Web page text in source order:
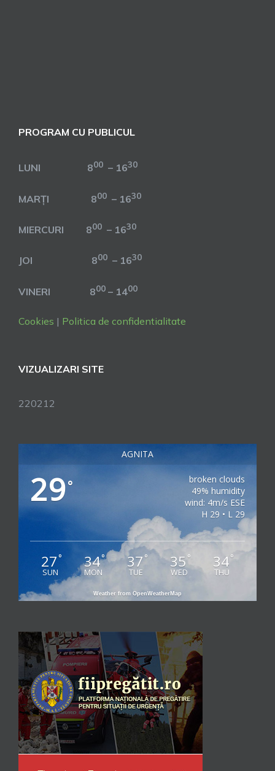
PROGRAM CU PUBLICUL
LUNI 800 – 1630
MARȚI 800 – 1630
MIERCURI 800 – 1630
JOI 800 – 1630
VINERI 800 – 1400
Cookies | Politica de confidentialitate
VIZUALIZARI SITE
220212
AGNITA
29°
broken clouds
49% humidity
wind: 4m/s ESE
H 29 • L 29
27°
SUN
34°
MON
37°
TUE
35 °
WED
34°
THU
Weather from OpenWeatherMap